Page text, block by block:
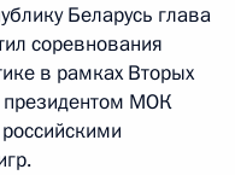
Беларусь глава
соревнования
в рамках Вторых
президентом МОК